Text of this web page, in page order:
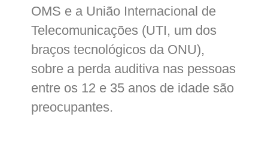
OMS e a União Internacional de
Telecomunicações (UTI, um dos
braços tecnológicos da ONU),
sobre a perda auditiva nas pessoas
entre os 12 e 35 anos de idade são
preocupantes.